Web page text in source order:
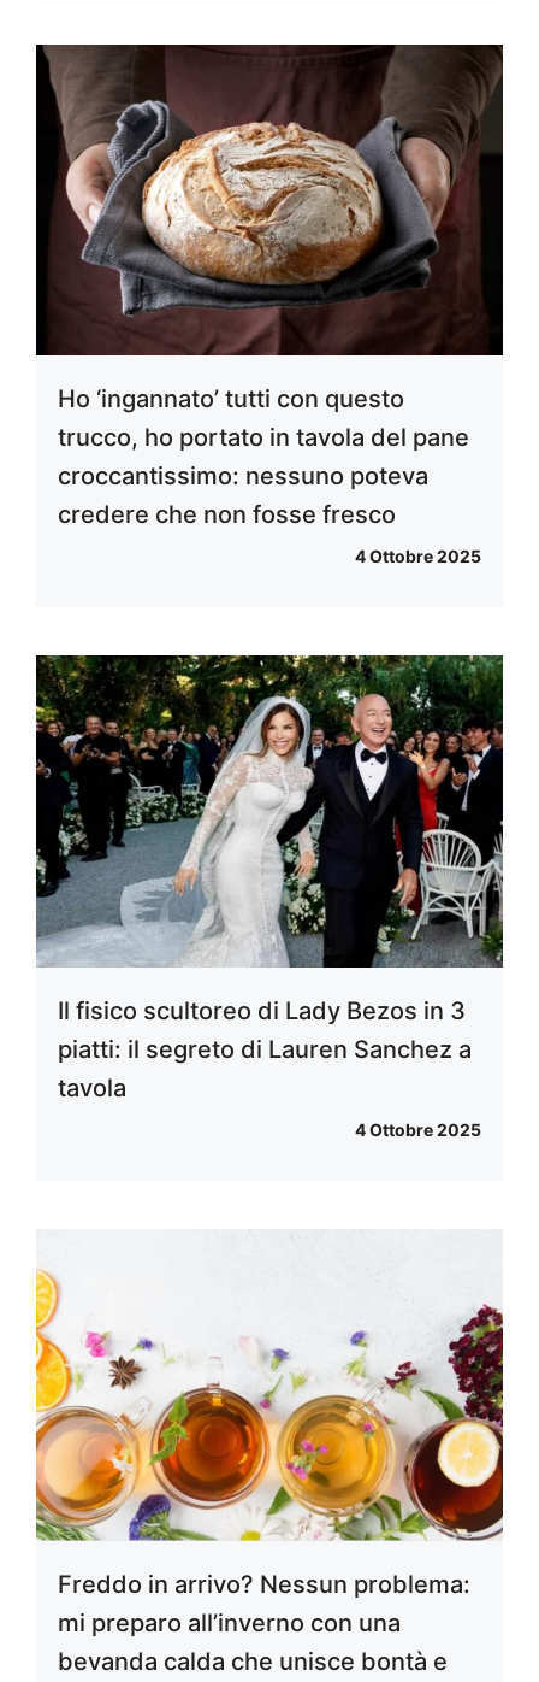
Ho ‘ingannato’ tutti con questo
trucco, ho portato in tavola del pane
croccantissimo: nessuno poteva
credere che non fosse fresco
4 Ottobre 2025
Il fisico scultoreo di Lady Bezos in 3
piatti: il segreto di Lauren Sanchez a
tavola
4 Ottobre 2025
Freddo in arrivo? Nessun problema:
mi preparo all’inverno con una
bevanda calda che unisce bontà e